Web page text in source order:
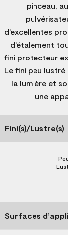
pinceau,
d’excellentes
d’étalement
fini protecteur
Le fini peu
la lumière et
une
Fini(s)/Lustre(s)
Surfaces